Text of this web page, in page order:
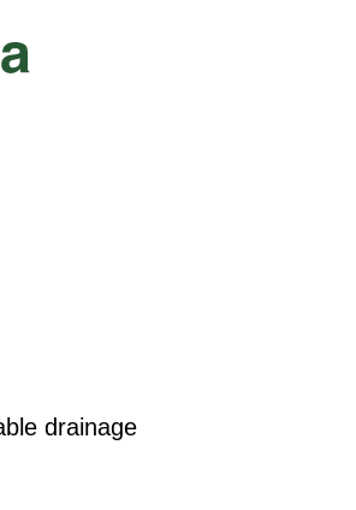
drainage